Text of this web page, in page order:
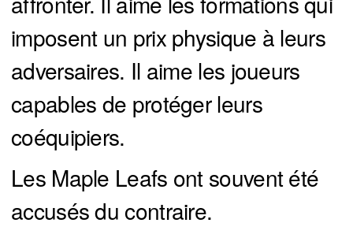
imposent un prix physique à leurs
adversaires. Il aime les joueurs
capables de protéger leurs
coéquipiers.
Les Maple Leafs ont souvent été
accusés du contraire.